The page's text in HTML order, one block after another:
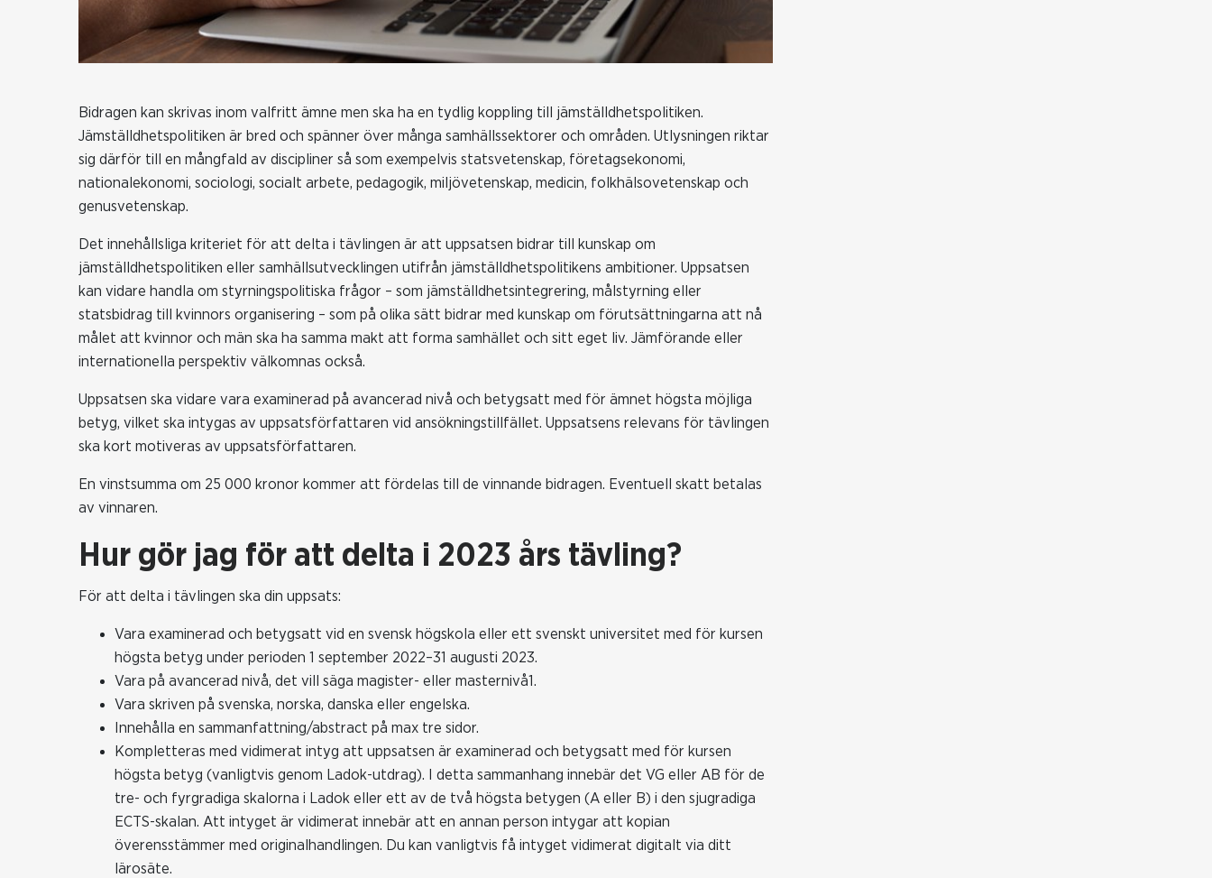
Bidragen kan skrivas inom valfritt ämne men ska ha en tydlig koppling till jämställdhetspolitiken.
Jämställdhetspolitiken är bred och spänner över många samhällssektorer och områden. Utlysningen riktar
sig därför till en mångfald av discipliner så som exempelvis statsvetenskap, företagsekonomi,
nationalekonomi, sociologi, socialt arbete, pedagogik, miljövetenskap, medicin, folkhälsovetenskap och
genusvetenskap.
Det innehållsliga kriteriet för att delta i tävlingen är att uppsatsen bidrar till kunskap om
jämställdhetspolitiken eller samhällsutvecklingen utifrån jämställdhetspolitikens ambitioner. Uppsatsen
kan vidare handla om styrningspolitiska frågor – som jämställdhetsintegrering, målstyrning eller
statsbidrag till kvinnors organisering – som på olika sätt bidrar med kunskap om förutsättningarna att nå
målet att kvinnor och män ska ha samma makt att forma samhället och sitt eget liv. Jämförande eller
internationella perspektiv välkomnas också.
Uppsatsen ska vidare vara examinerad på avancerad nivå och betygsatt med för ämnet högsta möjliga
betyg, vilket ska intygas av uppsatsförfattaren vid ansökningstillfället. Uppsatsens relevans för tävlingen
ska kort motiveras av uppsatsförfattaren.
En vinstsumma om 25 000 kronor kommer att fördelas till de vinnande bidragen. Eventuell skatt betalas
av vinnaren.
Hur gör jag för att delta i 2023 års tävling?
För att delta i tävlingen ska din uppsats:
Vara examinerad och betygsatt vid en svensk högskola eller ett svenskt universitet med för kursen
högsta betyg under perioden 1 september 2022–31 augusti 2023.
Vara på avancerad nivå, det vill säga magister- eller masternivå1.
Vara skriven på svenska, norska, danska eller engelska.
Innehålla en sammanfattning/abstract på max tre sidor.
Kompletteras med vidimerat intyg att uppsatsen är examinerad och betygsatt med för kursen
högsta betyg (vanligtvis genom Ladok-utdrag). I detta sammanhang innebär det VG eller AB för de
tre- och fyrgradiga skalorna i Ladok eller ett av de två högsta betygen (A eller B) i den sjugradiga
ECTS-skalan. Att intyget är vidimerat innebär att en annan person intygar att kopian
överensstämmer med originalhandlingen. Du kan vanligtvis få intyget vidimerat digitalt via ditt
lärosäte.